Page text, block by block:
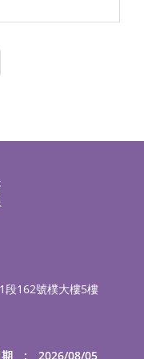
頁
段162號樸大樓5樓
期 : 2026/08/05